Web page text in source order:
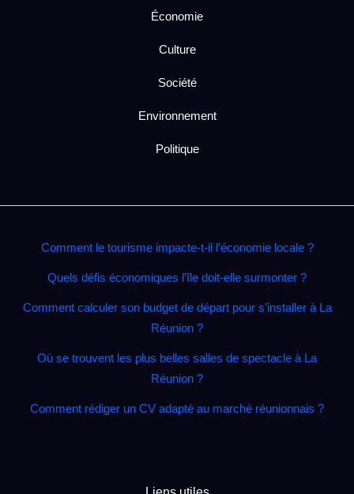
Économie
Culture
Société
Environnement
Politique
Comment le tourisme impacte‑t‑il l’économie locale ?
Quels défis économiques l’île doit‑elle surmonter ?
Comment calculer son budget de départ pour s’installer à La
Réunion ?
Où se trouvent les plus belles salles de spectacle à La
Réunion ?
Comment rédiger un CV adapté au marché réunionnais ?